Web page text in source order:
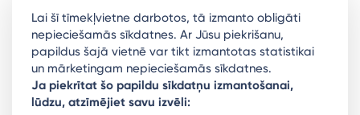
Ready to stay in the loop on Rigas business
community? Subscribe to our newsletter.
Lai šī tīmekļvietne darbotos, tā izmanto obligāti
nepieciešamās sīkdatnes. Ar Jūsu piekrišanu,
papildus šajā vietnē var tikt izmantotas statistikai
un mārketingam nepieciešamās sīkdatnes.
Ja piekrītat šo papildu sīkdatņu izmantošanai,
lūdzu, atzīmējiet savu izvēli: